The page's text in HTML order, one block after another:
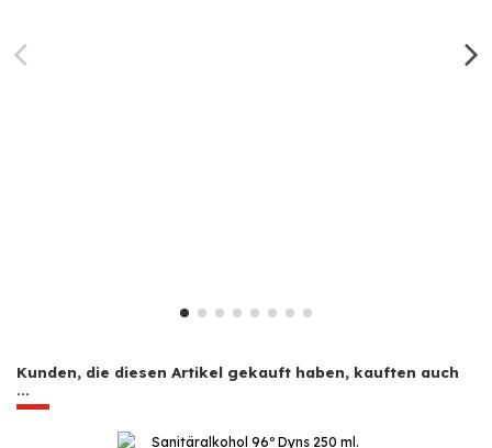
Kunden, die diesen Artikel gekauft haben, kauften auch
...